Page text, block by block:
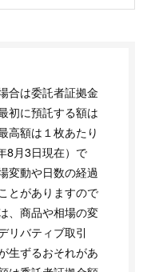
合は委託者証拠金
初に預託する額は
高額は１枚あたり
8月3日現在）で
変動や日数の経過
とがありますので
、商品や相場の変
リバティブ取引
生ずるおそれがあ